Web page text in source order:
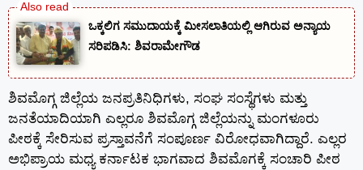
ಒಕ್ಕಲಿಗ ಸಮುದಾಯಕ್ಕೆ ಮೀಸಲಾತಿಯಲ್ಲಿ ಆಗಿರುವ ಅನ್ಯಾಯ
ಸರಿಪಡಿಸಿ: ಶಿವರಾಮೇಗೌಡ
ಶಿವಮೊಗ್ಗ ಜಿಲ್ಲೆಯ ಜನಪ್ರತಿನಿಧಿಗಳು, ಸಂಘ ಸಂಸ್ಥೆಗಳು ಮತ್ತು
ಜನತೆಯಾದಿಯಾಗಿ ಎಲ್ಲರೂ ಶಿವಮೊಗ್ಗ ಜಿಲ್ಲೆಯನ್ನು ಮಂಗಳೂರು
ಪೀಠಕ್ಕೆ ಸೇರಿಸುವ ಪ್ರಸ್ತಾವನೆಗೆ ಸಂಪೂರ್ಣ ವಿರೋಧವಾಗಿದ್ದಾರೆ. ಎಲ್ಲರ
ಅಭಿಪ್ರಾಯ ಮಧ್ಯ ಕರ್ನಾಟಕ ಭಾಗವಾದ ಶಿವಮೊಗಕ್ಕೆ ಸಂಚಾರಿ ಪೀಠ